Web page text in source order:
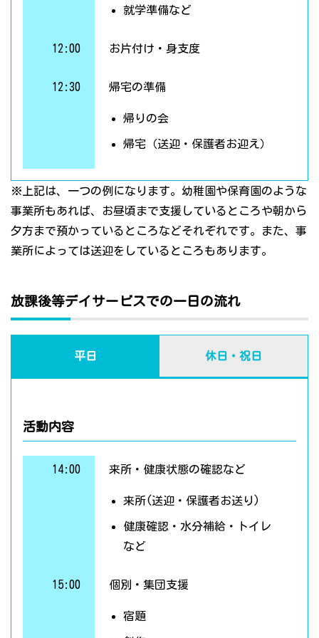
就学準備など
12:00 お片付け・身支度
12:30 帰宅の準備
帰りの会
帰宅（送迎・保護者お迎え）
※上記は、一つの例になります。幼稚園や保育園のような
事業所もあれば、お昼頃まで支援しているところや朝から
夕方まで預かっているところなどそれぞれです。また、事
業所によっては送迎をしているところもあります。
放課後等デイサービスでの一日の流れ
平日 休日・祝日
活動内容
14:00 来所・健康状態の確認など
来所(送迎・保護者お送り)
健康確認・水分補給・トイレ
など
15:00 個別・集団支援
宿題